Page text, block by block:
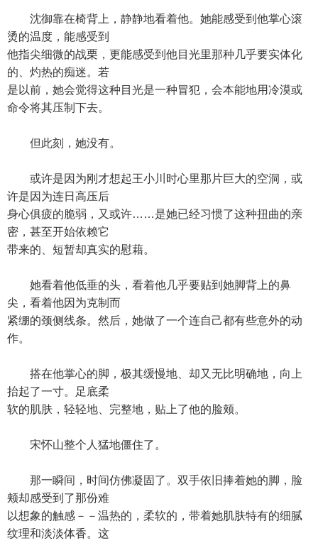
沈御靠在椅背上，静静地看着他。她能感受到他掌心滚
烫的温度，能感受到
他指尖细微的战栗，更能感受到他目光里那种几乎要实体化
的、灼热的痴迷。若
是以前，她会觉得这种目光是一种冒犯，会本能地用冷漠或
命令将其压制下去。
但此刻，她没有。
或许是因为刚才想起王小川时心里那片巨大的空洞，或
许是因为连日高压后
身心俱疲的脆弱，又或许……是她已经习惯了这种扭曲的亲
密，甚至开始依赖它
带来的、短暂却真实的慰藉。
她看着他低垂的头，看着他几乎要贴到她脚背上的鼻
尖，看着他因为克制而
紧绷的颈侧线条。然后，她做了一个连自己都有些意外的动
作。
搭在他掌心的脚，极其缓慢地、却又无比明确地，向上
抬起了一寸。足底柔
软的肌肤，轻轻地、完整地，贴上了他的脸颊。
宋怀山整个人猛地僵住了。
那一瞬间，时间仿佛凝固了。双手依旧捧着她的脚，脸
颊却感受到了那份难
以想象的触感－－温热的，柔软的，带着她肌肤特有的细腻
纹理和淡淡体香。这